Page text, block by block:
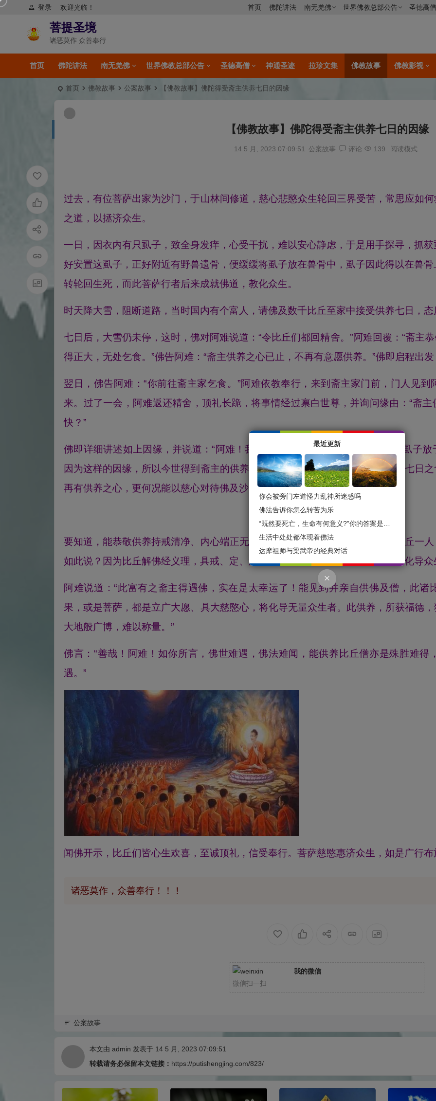
欢迎光临！
登录 首页 佛陀讲法 南无羌佛 世界佛教总部公告 圣德高僧
菩提圣境
诸恶莫作 众善奉行
首页 佛陀讲法 南无羌佛 世界佛教总部公告 圣德高僧 神通圣迹 拉珍文集 佛教故事 佛教影视
首页 佛教故事 公案故事 【佛教故事】佛陀得受斋主供养七日的因缘
【佛教故事】佛陀得受斋主供养七日的因缘
14 5 月, 2023 07:09:51 公案故事 评论 139 阅读模式
过去，有位菩萨出家为沙门，于山林间修道，慈心悲愍众生轮回三界受苦，常思应如
之道，以拯济众生。
一日，因衣内有只虱子，致全身发痒，心受干扰，难以安心静虑，于是用手探寻，抓
好安置这虱子，正好附近有野兽遗骨，便缓缓将虱子放在兽骨中，虱子因此得以在兽
转轮回生死，而此菩萨行者后来成就佛道，教化众生。
时天降大雪，阻断道路，当时国内有个富人，请佛及数千比丘至家中接受供养七日，
七日后，大雪仍未停，这时，佛对阿难说道：“令比丘们都回精舍。”阿难回覆：“斋主
得正大，无处乞食。”佛告阿难：“斋主供养之心已止，不再有意愿供养。”佛即启程出
翌日，佛告阿难：“你前往斋主家乞食。”阿难依教奉行，来到斋主家门前，门人见
来。过了一会，阿难返还精舍，顶礼长跪，将事情经过禀白世尊，并询问缘由：“斋
快？”
佛即详细讲述如上因缘，并说道：“阿难！我过去生曾以慈心救济虱子性命，将虱子
因为这样的因缘，所以今世得到斋主的供养，奉献世上最好之物；过去施恩虱子七日
再有供养之心，更何况能以慈心对待佛及沙门？
要知道，能恭敬供养持戒清净、内心端正无欲、以慈心教化众生、梵行高远的比丘一
如此说？因为比丘解佛经义理，具戒、定、慧、解脱、解脱知见，以此五德慈心化导
阿难说道：“此富有之斋主得遇佛，实在是太幸运了！能见到并亲自供佛及僧，此诸
果，或是菩萨，都是立广大愿、具大慈愍心，将化导无量众生者。此供养，所获福德
大地般广博，难以称量。”
佛言：“善哉！阿难！如你所言，佛世难遇，佛法难闻，能供养比丘僧亦是殊胜难得
遇。”
闻佛开示，比丘们皆心生欢喜，至诚顶礼，信受奉行。菩萨慈愍惠济众生，如是广行布
诸恶莫作，众善奉行！！！
我的微信
微信扫一扫
公案故事
本文由 admin 发表于 14 5 月, 2023 07:09:51
转载请务必保留本文链接： https://putishengjing.com/823/
最近更新
你会被旁门左道怪力乱神所迷惑吗
佛法告诉你怎么转苦为乐
“既然要死亡，生命有何意义?”你的答案是什么？
生活中处处都体现着佛法
达摩祖师与梁武帝的经典对话